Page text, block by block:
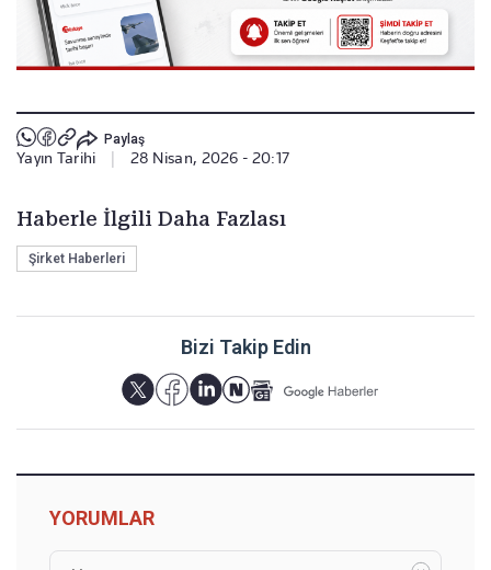
Paylaş
Yayın Tarihi 28 Nisan, 2026 - 20:17
Haberle İlgili Daha Fazlası
Şirket Haberleri
Bizi Takip Edin
YORUMLAR